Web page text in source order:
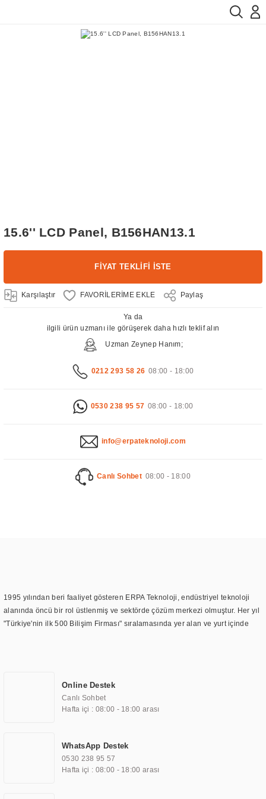
15.6'' LCD Panel, B156HAN13.1
FİYAT TEKLİFİ İSTE
Karşılaştır Paylaş
Ya da
ilgili ürün uzmanı ile görüşerek daha hızlı teklif alın
Uzman Zeynep Hanım;
0212 293 58 26 08:00 - 18:00
0530 238 95 57 08:00 - 18:00
info@erpateknoloji.com
Canlı Sohbet 08:00 - 18:00
1995 yılından beri faaliyet gösteren ERPA Teknoloji, endüstriyel teknoloji
alanında öncü bir rol üstlenmiş ve sektörde çözüm merkezi olmuştur. Her yıl
"Türkiye'nin ilk 500 Bilişim Firması" sıralamasında yer alan ve yurt içinde
TOCHI markası altında kendi ürettiği ürünlerde kullanmıştır. Günümüzde
TOCHI; videowall, digital signage, kiosk, totem, akıllı durak ekranı, araç içi
ekran, asansör ekranı, digital menüboard, marin ekran, medikal ekran,
ekranları, endüstriyel ekranlar, kapı önü bilgi ekranları, panel PC,
endüstriyel Panel PC, mini PC, endüstriyel mini PC ve akıllı bina sistemleri
gibi çözümleri 4.5" ile 110” boyutları arasında üretebilirken, ayrıca standart
Online Destek
Canlı Sohbet
Hafta içi : 08:00 - 18:00 arası
WhatsApp Destek
0530 238 95 57
Hafta içi : 08:00 - 18:00 arası